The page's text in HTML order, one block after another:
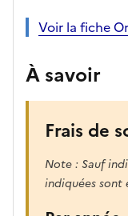
Voir la fiche
À savoir
Frais de
Note : Sauf
indiquées sont